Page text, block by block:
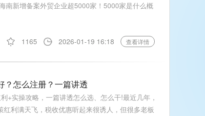
南新增备案外贸企业超5000家！5000家是什么概
1165 2026-01-19 16:18 查看详情
？怎么注册？一篇讲透
+实操攻略，一篇讲透怎么选、怎么干!最近几年，
利满天飞，税收优惠听起来很诱人，但很多老板